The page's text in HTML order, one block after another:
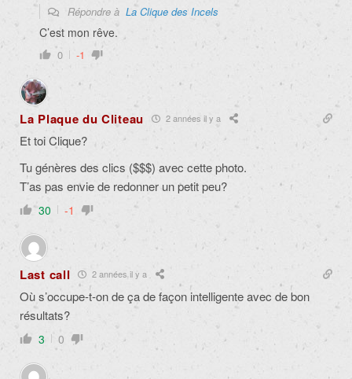
Répondre à La Clique des Incels
C’est mon rêve.
0 -1
La Plaque du Cliteau 2 années il y a
Et toi Clique?
Tu génères des clics ($$$) avec cette photo.
T’as pas envie de redonner un petit peu?
30 -1
Last call 2 années il y a
Où s’occupe-t-on de ça de façon intelligente avec de bon
résultats?
3 0